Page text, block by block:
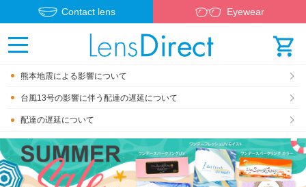
Contact lens Eyewear
熊本地震による影響について
台風13号の影響に伴う配達の遅延について
配達の遅延について